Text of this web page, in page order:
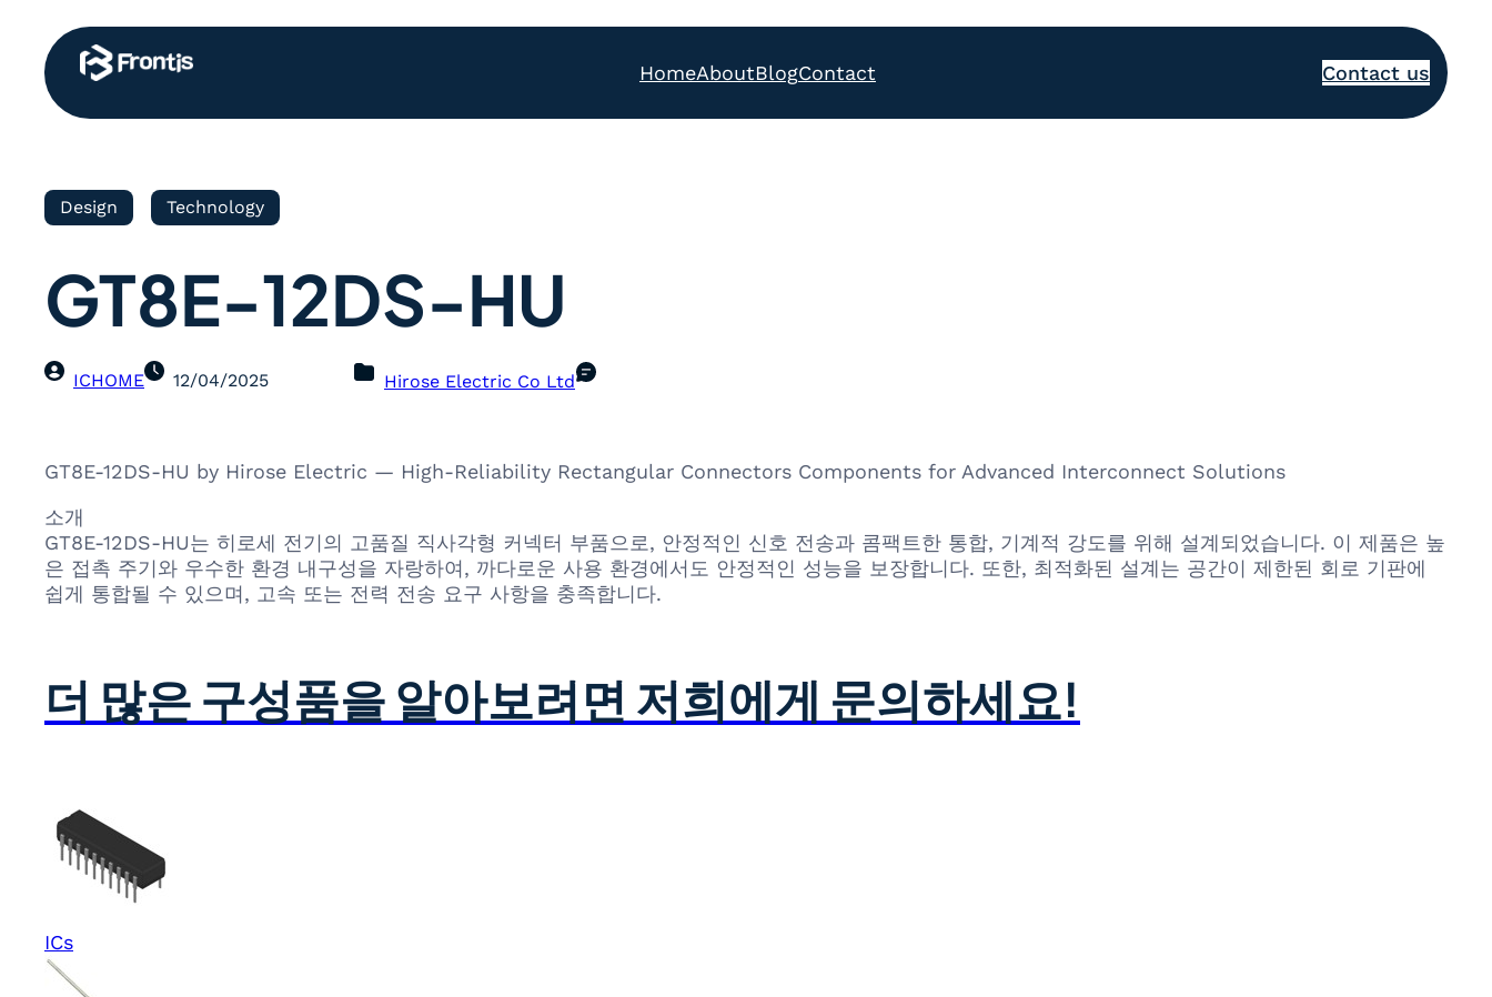
HomeAboutBlogContact Contact us
Design Technology
GT8E-12DS-HU
ICHOME 12/04/2025 Hirose Electric Co Ltd
GT8E-12DS-HU by Hirose Electric — High-Reliability Rectangular Connectors Components for Advanced Interconnect Solutions
소개
GT8E-12DS-HU는 히로세 전기의 고품질 직사각형 커넥터 부품으로, 안정적인 신호 전송과 콤팩트한 통합, 기계적 강도를 위해 설계되었습니다. 이 제품은 높
은 접촉 주기와 우수한 환경 내구성을 자랑하여, 까다로운 사용 환경에서도 안정적인 성능을 보장합니다. 또한, 최적화된 설계는 공간이 제한된 회로 기판에
쉽게 통합될 수 있으며, 고속 또는 전력 전송 요구 사항을 충족합니다.
더 많은 구성품을 알아보려면 저희에게 문의하세요!
ICs